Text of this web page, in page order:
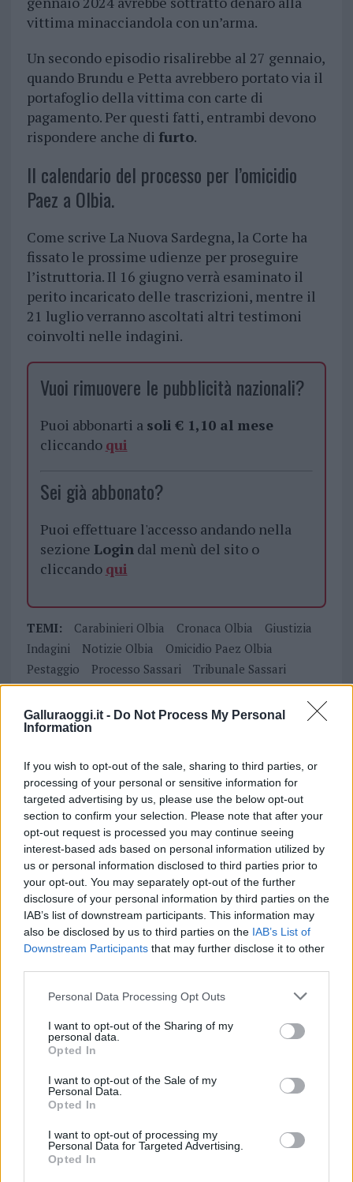
Galluraoggi.it - Do Not Process My Personal
Information
If you wish to opt-out of the sale, sharing to third parties, or
processing of your personal or sensitive information for
targeted advertising by us, please use the below opt-out
section to confirm your selection. Please note that after your
opt-out request is processed you may continue seeing
interest-based ads based on personal information utilized by
us or personal information disclosed to third parties prior to
your opt-out. You may separately opt-out of the further
disclosure of your personal information by third parties on the
IAB’s list of downstream participants. This information may
also be disclosed by us to third parties on the IAB’s List of
Downstream Participants that may further disclose it to other
Please note that this website/app uses one or more Google
not limited to your visit or usage behaviour. You may click to
grant or deny consent to Google and its third-party tags to
use your data for below specified purposes in below Google
consent section.
Personal Data Processing Opt Outs
I want to opt-out of the Sharing of my
personal data.
Opted In
I want to opt-out of the Sale of my
Personal Data.
Opted In
I want to opt-out of processing my
Personal Data for Targeted Advertising.
Opted In
vittima minacciandola con un’arma.
Un secondo episodio risalirebbe al 27 gennaio,
quando Brundu e Petta avrebbero portato via il
portafoglio della vittima con carte di
pagamento. Per questi fatti, entrambi devono
rispondere anche di furto.
Il calendario del processo per l’omicidio
Paez a Olbia.
Come scrive La Nuova Sardegna, la Corte ha
fissato le prossime udienze per proseguire
l’istruttoria. Il 16 giugno verrà esaminato il
perito incaricato delle trascrizioni, mentre il
21 luglio verranno ascoltati altri testimoni
coinvolti nelle indagini.
Vuoi rimuovere le pubblicità nazionali?
Puoi abbonarti a soli € 1,10 al mese
cliccando qui
Sei già abbonato?
Puoi effettuare l'accesso andando nella
sezione Logindal menù del sito o
cliccando qui
TEMI: Carabinieri Olbia Cronaca Olbia
Giustizia
Indagini
Notizie Olbia
Omicidio Paez Olbia
Pestaggio
Processo Sassari
Tribunale Sassari
Videosorveglianza
Condividi l'articolo
F
a
ce
b
o
o
k
T
w
it
te
r
Pi
n
te
re
st
W
h
at
s
A
p
p
S
h
a
re
Articolo precedente
Prossimo articolo
NOTIZIE RECENTI
Migliori cliniche di estetica medicale avanzata
in Europa: classifica dei 5 centri di riferimento
pe…
l’inaugurazione
Andrea Mura conquista Palau: grande
partecipazione per il suo racconto
Calangianus, allarme sul centro accoglienza
minori, Albieri: “Episodi gravissimi”